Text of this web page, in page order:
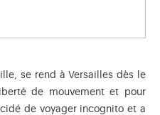
se rend à Versailles dès le
de mouvement et pour
de voyager incognito et a